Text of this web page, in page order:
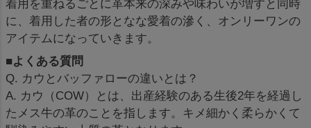
着用を重ねるごとに革本来の深みや味わいが増すと同時
に、着用した者の形となな愛着の滲く、オンリーワンの
アイテムになっていきます。
■よくある質問
Q. カウとバッファローの違いとは？
A. カウ（COW）とは、出産経験のある生後2年を経過し
たメス牛の革のことを指します。キメ細かく柔らかくて